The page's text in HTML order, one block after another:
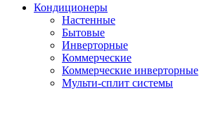
Кондиционеры
Настенные
Бытовые
Инверторные
Коммерческие
Коммерческие инверторные
Мульти-сплит системы